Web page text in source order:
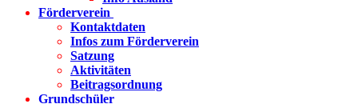
Förderverein
Kontaktdaten
Infos zum Förderverein
Satzung
Aktivitäten
Beitragsordnung
Grundschüler